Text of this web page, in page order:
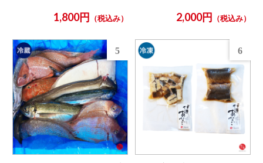
1,800円 （税込み） 2,000円 （税込み）
5 6